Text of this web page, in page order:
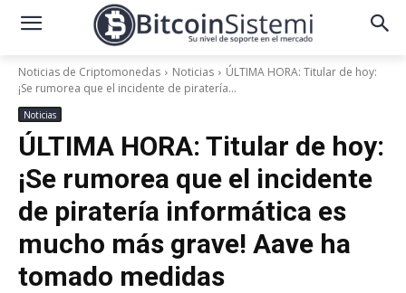
Noticias de Criptomonedas Noticias
ÚLTIMA HORA: Titular de hoy:
¡Se rumorea que el incidente de piratería...
Noticias
ÚLTIMA HORA: Titular de hoy:
¡Se rumorea que el incidente
de piratería informática es
mucho más grave! Aave ha
tomado medidas